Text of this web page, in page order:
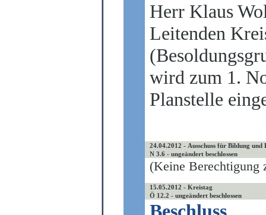
Herr Klaus
Leitenden
wird zum 1.
Planstelle ein
24.04.2012 - Ausschuss für Bildung und
N 3.6 - ungeändert beschlossen
(Keine Berechtigung
15.05.2012 - Kreistag
Ö 12.2 - ungeändert beschlossen